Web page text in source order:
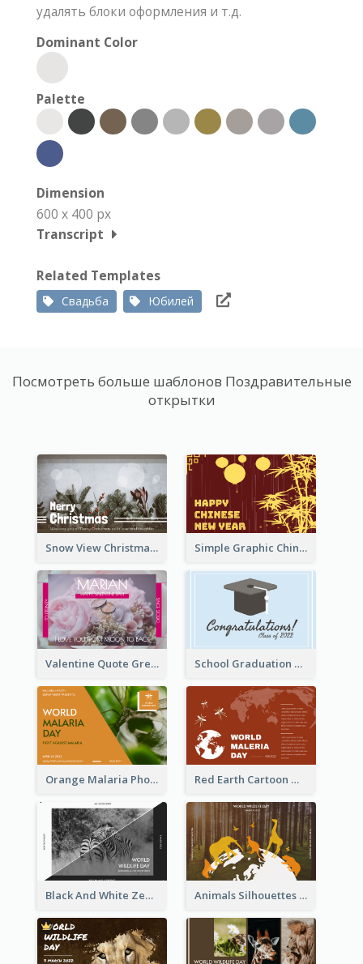
удалять блоки оформления и т.д.
Dominant Color
Palette
Dimension
600 x 400 px
Transcript
Related Templates
Свадьба Юбилей
Посмотреть больше шаблонов Поздравительные
открытки
Snow View Christmas Card With Simple Design Simple Graphic Chinese New Year In Red And Yellow
Valentine Quote Greeting Card School Graduation Celebration Card
Orange Malaria Photo World Malaria Day Greeting Card Red Earth Cartoon World Malaria Day Greeting Card
Black And White Zebra World Wildlife Day Greeting Card Animals Silhouettes World Wildlife Day Greeting Card